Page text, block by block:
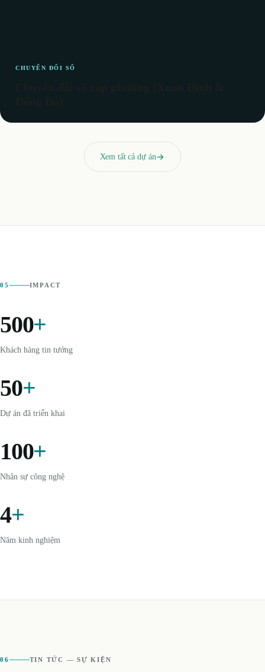
CHUYỂN ĐỔI SỐ
Xem tất cả dự án
05 IMPACT
500+
Khách hàng tin tưởng
50+
Dự án đã triển khai
100+
Nhân sự công nghệ
4+
Năm kinh nghiệm
06 TIN TỨC — SỰ KIỆN